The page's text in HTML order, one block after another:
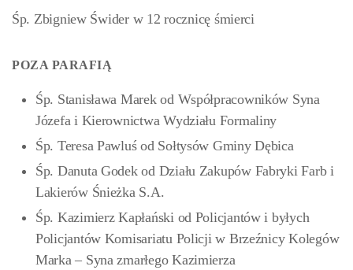
Śp. Zbigniew Świder w 12 rocznicę śmierci
POZA PARAFIĄ
Śp. Stanisława Marek od Współpracowników Syna
Józefa i Kierownictwa Wydziału Formaliny
Śp. Teresa Pawluś od Sołtysów Gminy Dębica
Śp. Danuta Godek od Działu Zakupów Fabryki Farb i
Lakierów Śnieżka S.A.
Śp. Kazimierz Kapłański od Policjantów i byłych
Policjantów Komisariatu Policji w Brzeźnicy Kolegów
Marka – Syna zmarłego Kazimierza